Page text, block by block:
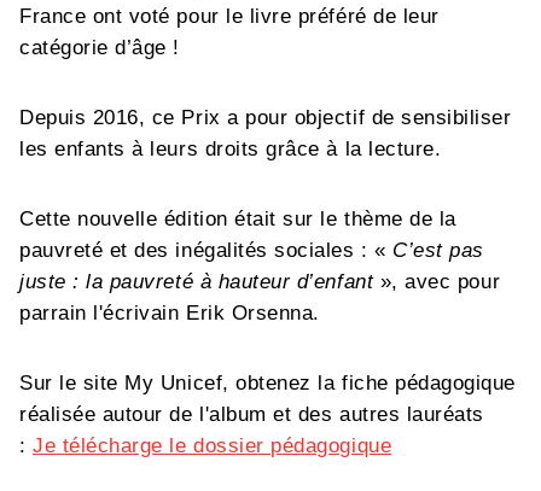
France ont voté pour le livre préféré de leur
catégorie d’âge !
Depuis 2016, ce Prix a pour objectif de sensibiliser
les enfants à leurs droits grâce à la lecture.
Cette nouvelle édition était sur le thème de la
pauvreté et des inégalités sociales : « C’est pas
juste : la pauvreté à hauteur d’enfant», avec pour
parrain l'écrivain Erik Orsenna.
Sur le site My Unicef, obtenez la fiche pédagogique
réalisée autour de l'album et des autres lauréats
: Je télécharge le dossier pédagogique